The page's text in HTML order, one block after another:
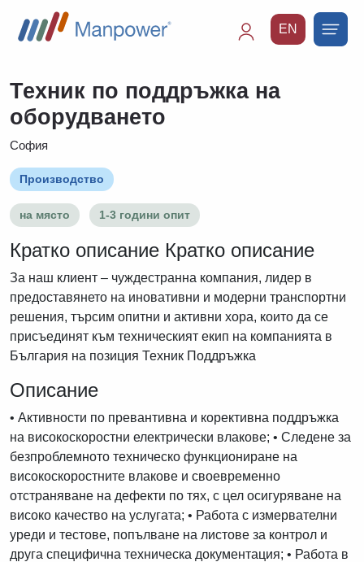
EN
Техник по поддръжка на
оборудването
София
Производство
на място 1-3 години опит
Кратко описание Кратко описание
За наш клиент – чуждестранна компания, лидер в
предоставянето на иновативни и модерни транспортни
решения, търсим опитни и активни хора, които да се
присъединят към техническият екип на компанията в
България на позиция Техник Поддръжка
Описание
• Активности по превантивна и корективна поддръжка
на високоскоростни електрически влакове; • Следене за
безпроблемното техническо функциониране на
високоскоростните влакове и своевременно
отстраняване на дефекти по тях, с цел осигуряване на
високо качество на услугата; • Работа с измервателни
уреди и тестове, попълване на листове за контрол и
друга специфична техническа документация; • Работа в